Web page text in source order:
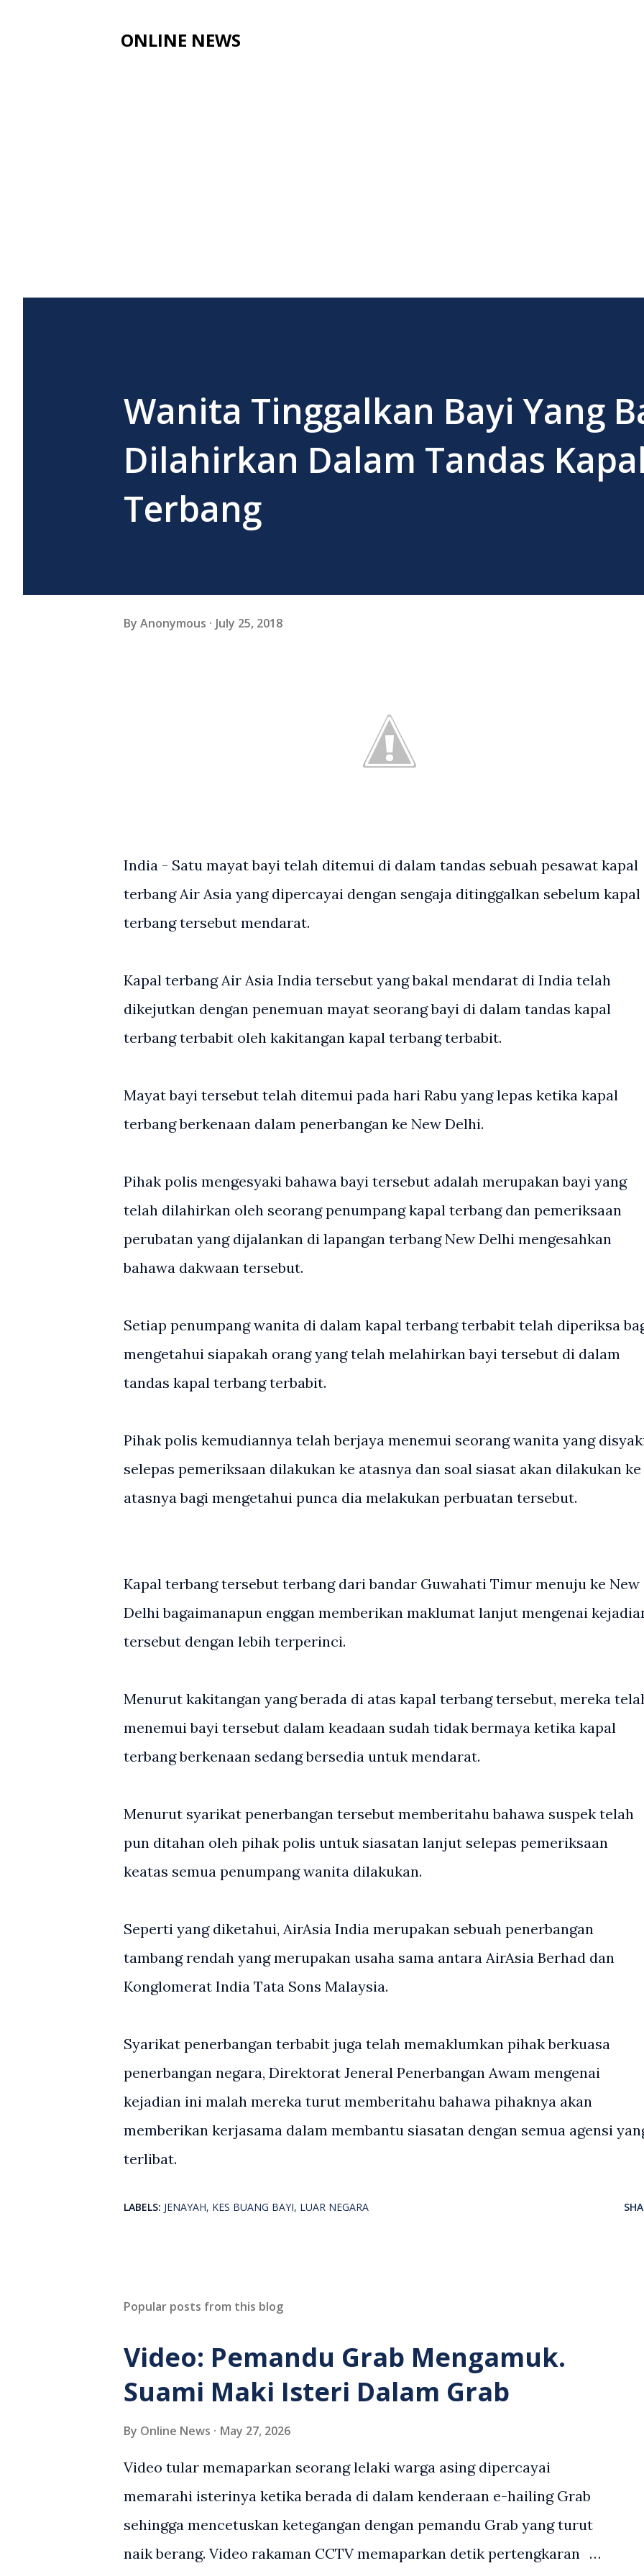
ONLINE NEWS
Wanita Tinggalkan Bayi Yang
Dilahirkan Dalam Tandas
Terbang
By Anonymous July 25, 2018
India - Satu mayat bayi telah ditemui di dalam tandas sebuah pesawat kapal
terbang Air Asia yang dipercayai dengan sengaja ditinggalkan sebelum kapal
terbang tersebut mendarat.
Kapal terbang Air Asia India tersebut yang bakal mendarat di India telah
dikejutkan dengan penemuan mayat seorang bayi di dalam tandas kapal
terbang terbabit oleh kakitangan kapal terbang terbabit.
Mayat bayi tersebut telah ditemui pada hari Rabu yang lepas ketika kapal
terbang berkenaan dalam penerbangan ke New Delhi.
Pihak polis mengesyaki bahawa bayi tersebut adalah merupakan bayi yang
telah dilahirkan oleh seorang penumpang kapal terbang dan pemeriksaan
perubatan yang dijalankan di lapangan terbang New Delhi mengesahkan
bahawa dakwaan tersebut.
Setiap penumpang wanita di dalam kapal terbang terbabit telah diperiksa
mengetahui siapakah orang yang telah melahirkan bayi tersebut di dalam
tandas kapal terbang terbabit.
Pihak polis kemudiannya telah berjaya menemui seorang wanita yang
selepas pemeriksaan dilakukan ke atasnya dan soal siasat akan dilakukan ke
atasnya bagi mengetahui punca dia melakukan perbuatan tersebut.
Kapal terbang tersebut terbang dari bandar Guwahati Timur menuju ke New
Delhi bagaimanapun enggan memberikan maklumat lanjut mengenai
tersebut dengan lebih terperinci.
Menurut kakitangan yang berada di atas kapal terbang tersebut, mereka
menemui bayi tersebut dalam keadaan sudah tidak bermaya ketika kapal
terbang berkenaan sedang bersedia untuk mendarat.
Menurut syarikat penerbangan tersebut memberitahu bahawa suspek telah
pun ditahan oleh pihak polis untuk siasatan lanjut selepas pemeriksaan
keatas semua penumpang wanita dilakukan.
Seperti yang diketahui, AirAsia India merupakan sebuah penerbangan
tambang rendah yang merupakan usaha sama antara AirAsia Berhad dan
Konglomerat India Tata Sons Malaysia.
Syarikat penerbangan terbabit juga telah memaklumkan pihak berkuasa
penerbangan negara, Direktorat Jeneral Penerbangan Awam mengenai
kejadian ini malah mereka turut memberitahu bahawa pihaknya akan
memberikan kerjasama dalam membantu siasatan dengan semua agensi
terlibat.
LABELS: JENAYAH KES BUANG BAYI LUAR NEGARA
Popular posts from this blog
Video: Pemandu Grab Mengamuk.
Suami Maki Isteri Dalam Grab
By Online News May 27, 2026
Video tular memaparkan seorang lelaki warga asing dipercayai
memarahi isterinya ketika berada di dalam kenderaan e-hailing Grab
sehingga mencetuskan ketegangan dengan pemandu Grab yang turut
naik berang. Video rakaman CCTV memaparkan detik pertengkaran